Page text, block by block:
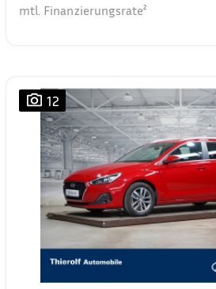
mtl. Finanzierungsrate²
12